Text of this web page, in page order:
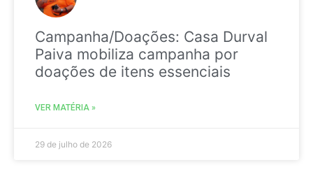
Campanha/Doações: Casa Durval
Paiva mobiliza campanha por
doações de itens essenciais
VER MATÉRIA »
29 de julho de 2026